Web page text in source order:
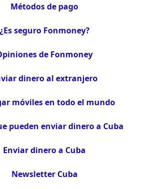
Métodos de pago
¿Es seguro Fonmoney?
de Fonmoney
dinero al extranjero
móviles en todo el mundo
pueden enviar dinero a Cuba
Enviar dinero a Cuba
Newsletter Cuba